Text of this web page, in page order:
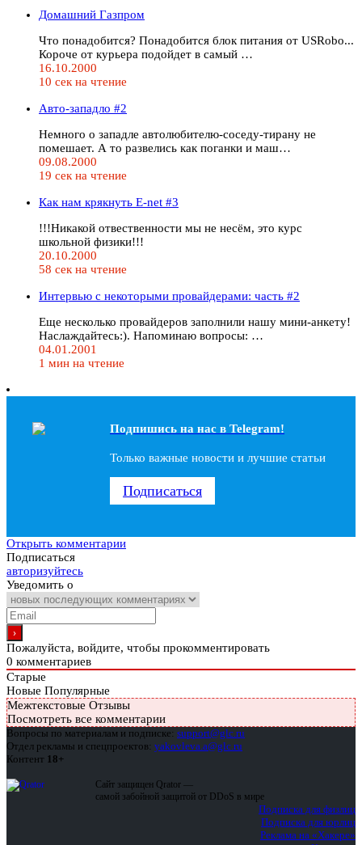
Домашний Газпром
Что понадобится? Понадобится блок питания от USRobo...
Короче от курьера подойдет в самый …
16.10.2000
10 сек на чтение
Авто-западло #2
Немного о западле автолюбителю-соседу-тирану не
помешает. А то развелись как поганки и маш…
09.08.2000
19 сек на чтение
Как нам крякнуть E-net #3
!!!Никакой отвественности мы не несём, это курс
школьной физики!!!
20.10.2000
58 сек на чтение
Интервью с некоторыми провайдерами: часть #2
Еще несколько провайдеров заполнили нашу мини-анкету!
Наслаждайтесь:). Напоминаю вопросы: …
04.01.2001
1 мин на чтение
Подпишись на наc в Telegram!
Только важные новости и лучшие статьи
Подписаться
Открыть комментарии
Подписаться
авторизуйтесь
Уведомить о
Пожалуйста, войдите, чтобы прокомментировать
0 комментариев
Старые
Новые Популярные
Межтекстовые Отзывы
Посмотреть все комментарии
Вопросы по материалам и подписке: support@glc.ru
Отдел рекламы и спецпроектов: yakovleva.a@glc.ru
Контент 18+
Сайт защищен Qrator —
самой забойной защитой от DDoS в мире
Подписка для физлиц
Подписка для юрлиц
Реклама на «Хакере»